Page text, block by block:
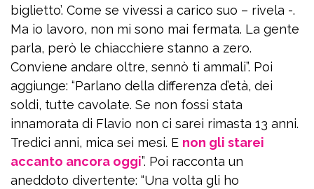
biglietto’. Come se vivessi a carico suo – rivela -.
Ma io lavoro, non mi sono mai fermata. La gente
parla, però le chiacchiere stanno a zero.
Conviene andare oltre, sennò ti ammali”. Poi
aggiunge: “Parlano della differenza d’età, dei
soldi, tutte cavolate. Se non fossi stata
innamorata di Flavio non ci sarei rimasta 13 anni.
Tredici anni, mica sei mesi. E non gli starei
accanto ancora oggi”. Poi racconta un
aneddoto divertente: “Una volta gli ho